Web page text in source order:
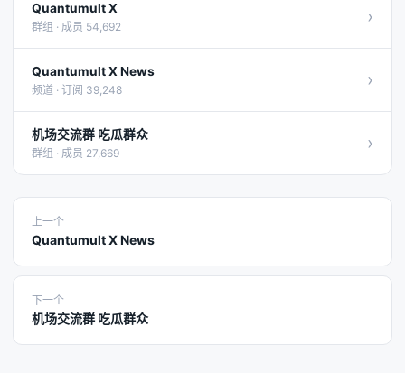
Quantumult X
群组 · 成员 54,692 ›
Quantumult X News
频道 · 订阅 39,248 ›
机场交流群 吃瓜群众
群组 · 成员 27,669 ›
上一个
Quantumult X News
下一个
机场交流群 吃瓜群众